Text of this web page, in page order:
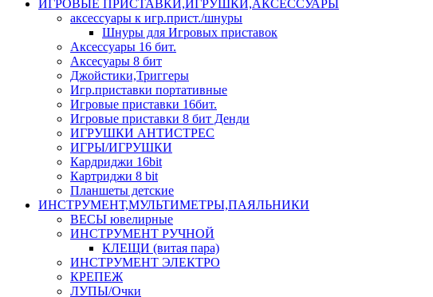
ИГРОВЫЕ ПРИСТАВКИ,ИГРУШКИ,АКСЕССУАРЫ
аксесcуары к игр.прист./шнуры
Шнуры для Игровых приставок
Аксессуары 16 бит.
Аксесуары 8 бит
Джойстики,Триггеры
Игр.приставки портативные
Игровые приставки 16бит.
Игровые приставки 8 бит Денди
ИГРУШКИ АНТИСТРЕС
ИГРЫ/ИГРУШКИ
Кардриджи 16bit
Картриджи 8 bit
Планшеты детские
ИНСТРУМЕНТ,МУЛЬТИМЕТРЫ,ПАЯЛЬНИКИ
ВЕСЫ ювелирные
ИНСТРУМЕНТ РУЧНОЙ
КЛЕЩИ (витая пара)
ИНСТРУМЕНТ ЭЛЕКТРО
КРЕПЕЖ
ЛУПЫ/Очки